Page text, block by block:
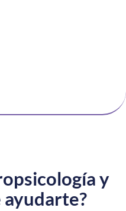
y
ayudarte?